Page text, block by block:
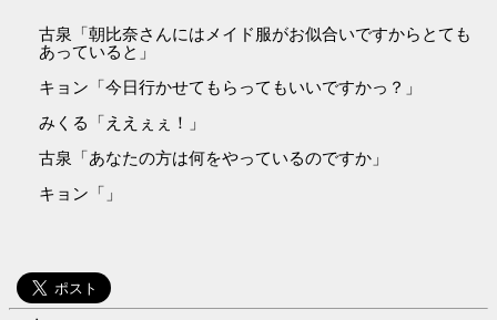
古泉「朝比奈さんにはメイド服がお似合いですからとても
あっていると」
キョン「今日行かせてもらってもいいですかっ？」
みくる「ええぇぇ！」
古泉「あなたの方は何をやっているのですか」
キョン「」